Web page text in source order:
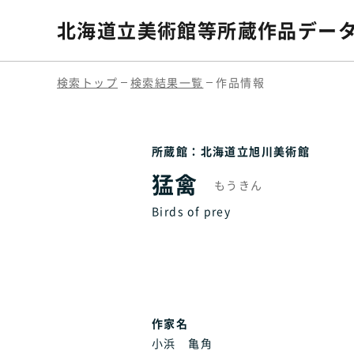
北海道立美術館等所蔵作品デー
検索トップ 検索結果一覧 作品情報
所蔵館：北海道立旭川美術館
猛禽
もうきん
Birds of prey
作家名
小浜 亀角